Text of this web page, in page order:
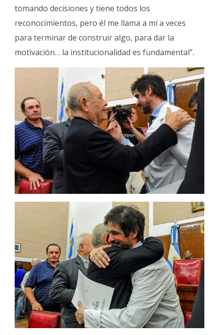
tomando decisiones y tiene todos los
reconocimientos, pero él me llama a mí a veces
para terminar de construir algo, para dar la
motivación… la institucionalidad es fundamental”.